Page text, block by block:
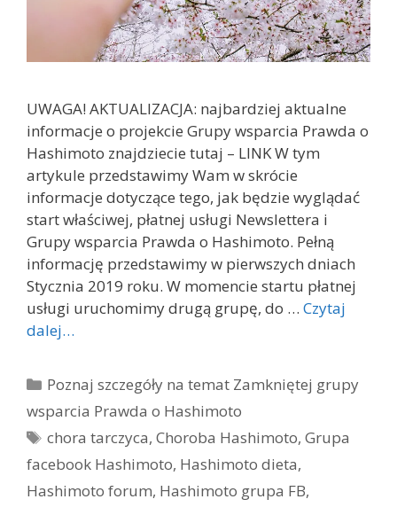
UWAGA! AKTUALIZACJA: najbardziej aktualne
informacje o projekcie Grupy wsparcia Prawda o
Hashimoto znajdziecie tutaj – LINK W tym
artykule przedstawimy Wam w skrócie
informacje dotyczące tego, jak będzie wyglądać
start właściwej, płatnej usługi Newslettera i
Grupy wsparcia Prawda o Hashimoto. Pełną
informację przedstawimy w pierwszych dniach
Stycznia 2019 roku. W momencie startu płatnej
usługi uruchomimy drugą grupę, do … Czytaj
dalej…
Kategorie
Poznaj szczegóły na temat Zamkniętej grupy
wsparcia Prawda o Hashimoto
Tagi
chora tarczyca,Choroba Hashimoto,Grupa
facebook Hashimoto, Hashimoto dieta,
Hashimoto forum, Hashimoto grupa FB,